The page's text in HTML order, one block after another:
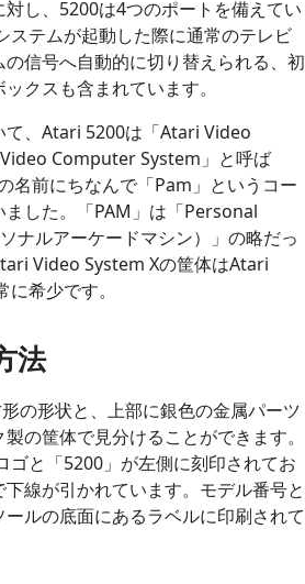
し、5200は4つのポートを備えてい
ステムが起動した際に通常のテレビ
信号へ自動的に切り替えられる、初
クスも含まれています。
て、Atari 5200は「Atari Video
Computer System」と呼ば
名前にちなんで「Pam」というコー
ました。「PAM」は「Personal
ナルアーケードマシン）」の略だっ
Video System Xの筐体はAtari
希少です。
法
の形状と、上部に銀色の金属パーツ
の筐体で見分けることができます。
ゴと「5200」が左側に刻印されてお
線が引かれています。モデル番号と
ルの底面にあるラベルに印刷されて